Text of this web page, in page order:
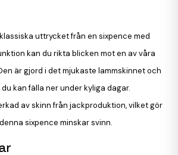
uttrycket från en sixpence med
kan du rikta blicken mot en av våra
är gjord i det mjukaste lammskinnet och
kan fälla ner under kyliga dagar.
av skinn från jackproduktion, vilket gör
sixpence minskar svinn.